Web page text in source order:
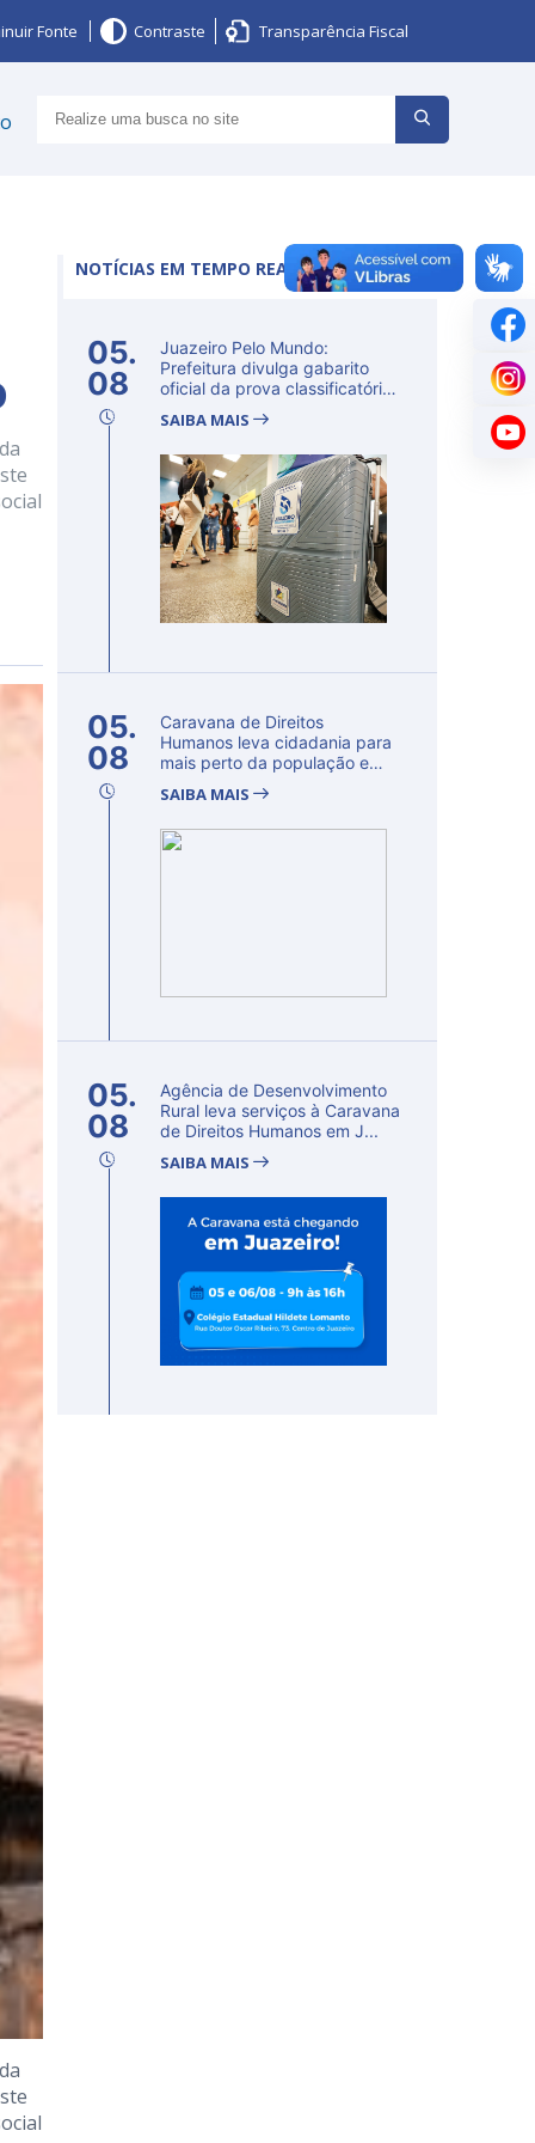
Fonte Contraste Transparência Fiscal
NOTÍCIAS EM TEMPO REAL
05.
08
Juazeiro Pelo Mundo:
Prefeitura divulga gabarito
oficial da prova classificatória
SAIBA MAIS
05.
08
Caravana de Direitos
Humanos leva cidadania para
mais perto da população e
SAIBA MAIS
05.
08
Agência de Desenvolvimento
Rural leva serviços à Caravana
de Direitos Humanos em J...
SAIBA MAIS